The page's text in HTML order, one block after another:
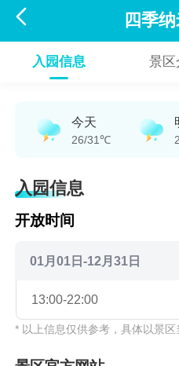
 四季
入园信息 景区
今天
26/31℃
入园信息
开放时间
01月01日-12月31日
13:00-22:00
* 以上信息仅供参考，具体以景